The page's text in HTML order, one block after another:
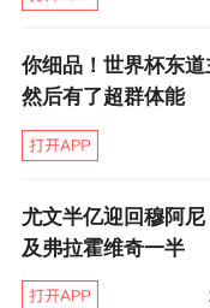
助卡瓦尼锁定胜局
迟迟未买中
击败雷恩之
金身。但赛后点
此战做足充分的
你细品！世界杯东道
然后有了超群体能
尤文半亿迎回穆阿
及弗拉霍维奇一半